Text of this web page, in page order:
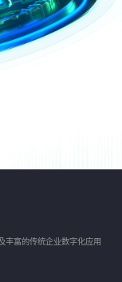
丰富的传统企业数字化应用